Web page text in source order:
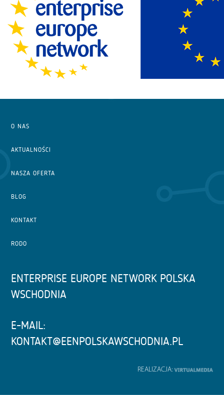
O NAS
AKTUALNOŚCI
NASZA OFERTA
BLOG
KONTAKT
RODO
ENTERPRISE EUROPE NETWORK POLSKA
WSCHODNIA
E-MAIL:
KONTAKT@EENPOLSKAWSCHODNIA.PL
REALIZACJA: